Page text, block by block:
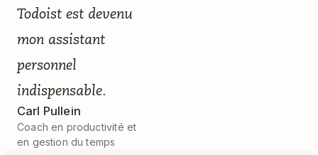
Todoist est devenu
mon assistant
personnel
indispensable.
Carl Pullein
Coach en productivité et
en gestion du temps